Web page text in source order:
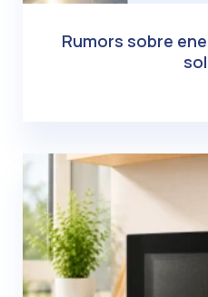
Rumors sobre